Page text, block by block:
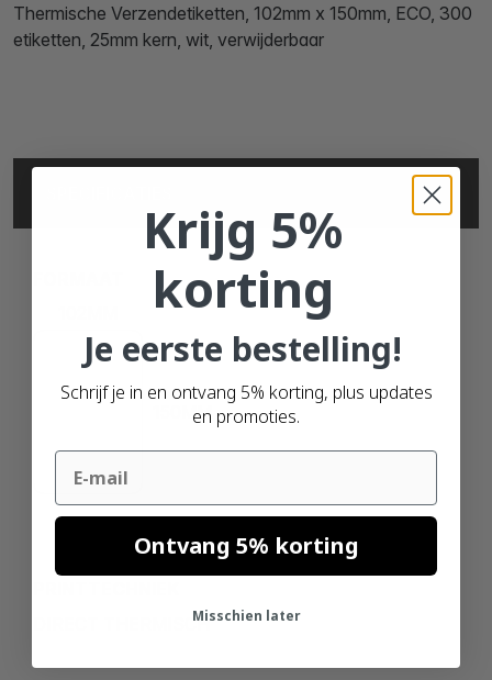
Thermische Verzendetiketten, 102mm x 150mm, ECO, 300
etiketten, 25mm kern, wit, verwijderbaar
150MM
DIRECT THERMISCH
Krijg 5%
korting
Je eerste bestelling!
Schrijf je in en ontvang 5% korting, plus updates
en promoties.
Email
Ontvang 5% korting
Misschien later